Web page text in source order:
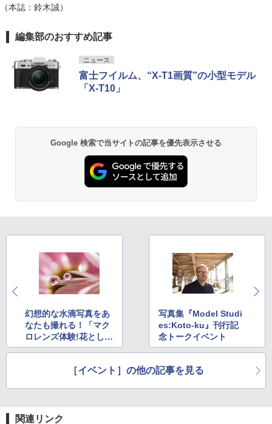
（本誌：鈴木誠）
編集部のおすすめ記事
ニュース
富士フイルム、“X-T1画質”の小型モデル
「X-T10」
Google 検索で当サイトの記事を優先表示させる
幻想的な水滴写真をあ
なたも撮れる！「マク
ロレンズ体験!花としず
くフォト」ワークショ
写真集『Model Studi
es:Koto-ku』刊行記
念トークイベント
［イベント］の他の記事を見る
関連リンク